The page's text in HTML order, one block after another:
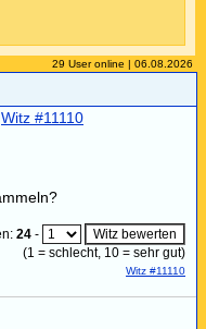
29 User online | 06.08.2026
Witz #11110
24 -
(1 = schlecht, 10 = sehr gut)
Witz #11110